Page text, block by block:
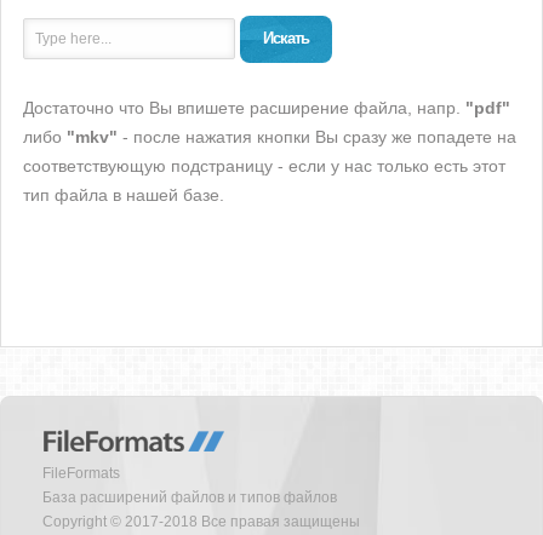
Искать
Достаточно что Вы впишете расширение файла, напр. "pdf"
либо "mkv" - после нажатия кнопки Вы сразу же попадете на
соответствующую подстраницу - если у нас только есть этот
тип файла в нашей базе.
FileFormats
База расширений файлов и типов файлов
Copyright © 2017-2018 Все правая защищены